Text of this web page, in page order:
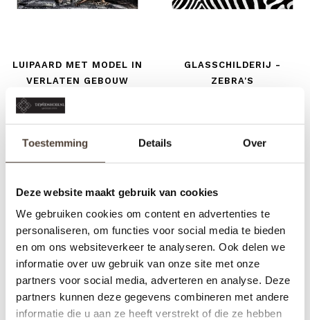
Toestemming Details Over
Deze website maakt gebruik van cookies
We gebruiken cookies om content en advertenties te
personaliseren, om functies voor social media te bieden
en om ons websiteverkeer te analyseren. Ook delen we
informatie over uw gebruik van onze site met onze
partners voor social media, adverteren en analyse. Deze
partners kunnen deze gegevens combineren met andere
informatie die u aan ze heeft verstrekt of die ze hebben
LUIPAARD MET MODEL IN
VERLATEN GEBOUW
€169,00
GLASSCHILDERIJ -
ZEBRA'S